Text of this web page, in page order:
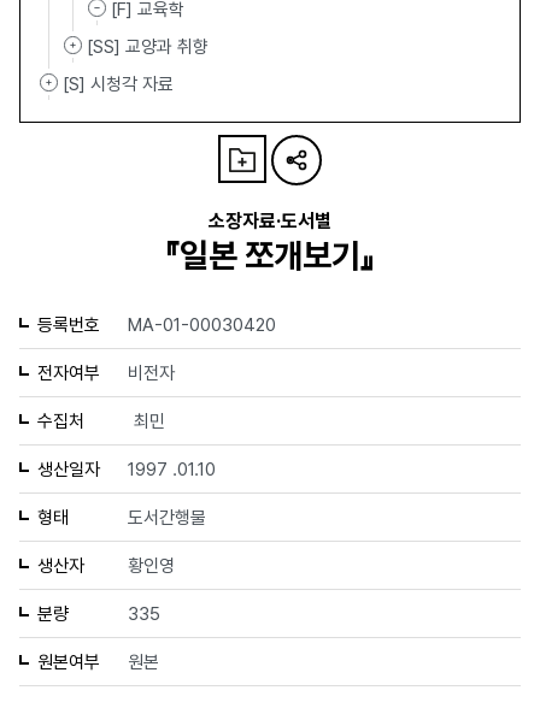
[F] 교육학
[SS] 교양과 취향
[S] 시청각 자료
소장자료·도서별
『일본 쪼개보기』
등록번호 MA-01-00030420
전자여부 비전자
수집처 최민
생산일자 1997 .01.10
형태 도서간행물
생산자 황인영
분량 335
원본여부 원본